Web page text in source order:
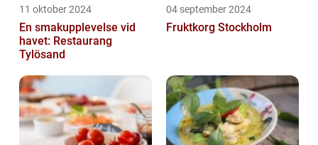
11 oktober 2024
En smakupplevelse vid
havet: Restaurang
Tylösand
04 september 2024
Fruktkorg Stockholm